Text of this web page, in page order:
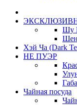
Шу
Шен
Хэй Ча (Dark
НЕ ПУЭР
Габа
Чайная посуда